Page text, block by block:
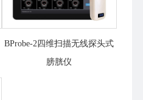
BProbe-2四维扫描无线探头式
膀胱仪